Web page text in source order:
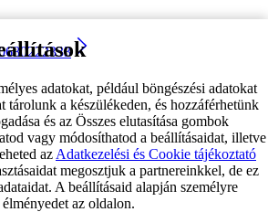
adatokat, például böngészési adatokat
tárolunk a készülékeden, és hozzáférhetünk
és az Összes elutasítása gombok
vagy módosíthatod a beállításaidat, illetve
az Adatkezelési és Cookie tájékoztató
megosztjuk a partnereinkkel, de ez
A beállításaid alapján személyre
az oldalon.